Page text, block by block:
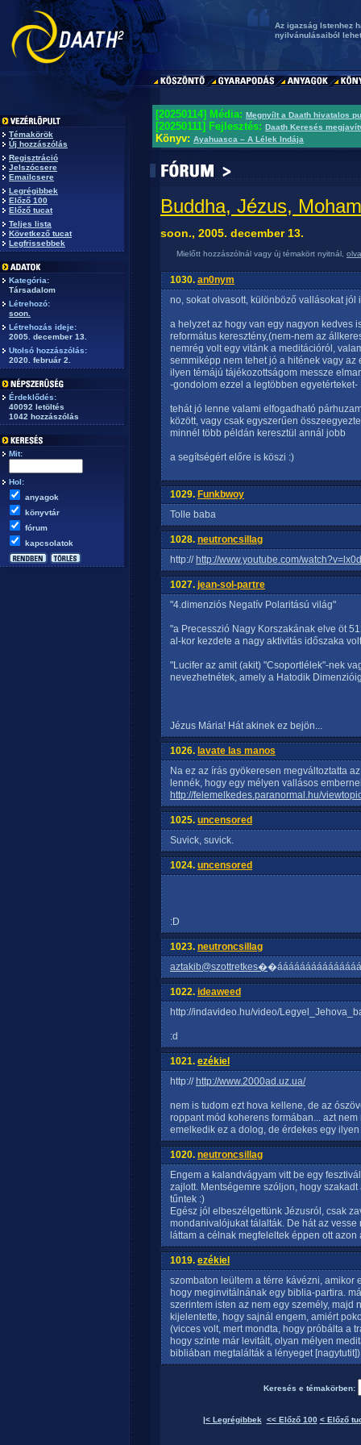
Az igazság Istenhez
nyilvánulásaiból
Témakörök
Új hozzászólás
Regisztráció
Jelszócsere
Emailcsere
Legrégibbek
Előző 100
Előző tucat
Teljes lista
Következő tucat
Legfrissebbek
Kategória:
Társadalom
Létrehozó:
soon.
Létrehozás ideje:
2005. december 13.
Utolsó hozzászólás:
2020. február 2.
Érdeklődés:
40092 letöltés
1042 hozzászólás
Mit:
Hol:
anyagok
könyvtár
fórum
kapcsolatok
[20250114] Média: Megnyílt a Daath hivatalos
[20250111] Fejlesztés: Daath Keresés
Könyv: Ayahuasca – A Lélek Indája
Buddha, Jézus,
soon., 2005. december 13.
Mielőtt hozzászólnál vagy új témakört nyitnál,
1030. an0nym
no, sokat olvasott, különböző vallásokat
a helyzet az hogy van egy nagyon kedves
református keresztény,(nem-nem az
nemrég volt egy vitánk a meditációról,
semmiképp nem tehet jó a hitének vagy
ilyen témájú tájékozottságom messze
-gondolom ezzel a legtöbben egyetérteket-
tehát jó lenne valami elfogadható
között, vagy csak egyszerűen
minnél több példán keresztül annál jobb
a segítségért előre is köszi :)
1029. Funkbwoy
Tolle baba
1028. neutroncsillag
http:// http://www.youtube.com/
1027. jean-sol-partre
"4.dimenziós Negatív Polaritású világ"
"a Precesszió Nagy Korszakának elve öt
al-kor kezdete a nagy aktivitás időszaka
"Lucifer az amit (akit) "Csoportlélek"-nek
nevezhetnétek, amely a Hatodik
Jézus Mária! Hát akinek ez bejön...
1026. lavate las manos
Na ez az írás gyökeresen megváltoztatta
lennék, hogy egy mélyen vallásos
http://felemelkedes.paranormal.hu/
1025. uncensored
Suvick, suvick.
1024. uncensored
:D
1023. neutroncsillag
aztakib@szottretkes�
1022. ideaweed
http://indavideo.hu/video/
:d
1021. ezékiel
http:// http://www.2000ad.uz.ua/
nem is tudom ezt hova kellene, de az
roppant mód koherens formában... azt
emelkedik ez a dolog, de érdekes egy
1020. neutroncsillag
Engem a kalandvágyam vitt be egy
zajlott. Mentségemre szóljon, hogy
tűntek :)
Egész jól elbeszélgettünk Jézusról, csak
mondanivalójukat tálalták. De hát az
láttam a célnak megfeleltek éppen ott azon
1019. ezékiel
szombaton leültem a térre kávézni, amikor
hogy meginvitálnának egy biblia-partira.
szerintem isten az nem egy személy,
kijelentette, hogy sajnál engem, amiért
(vicces volt, mert mondta, hogy próbálta a
hogy szinte már levitált, olyan mélyen
bibliában megtalálták a lényeget [nagytutit])
Keresés e témakörben:
|< Legrégibbek << Előző 100 < Előző